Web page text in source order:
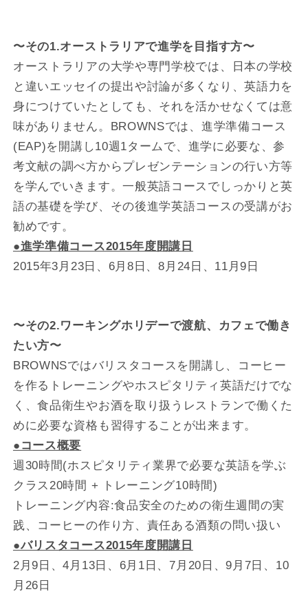
〜その1.オーストラリアで進学を目指す方〜
オーストラリアの大学や専門学校では、日本の学校
と違いエッセイの提出や討論が多くなり、英語力を
身につけていたとしても、それを活かせなくては意
味がありません。BROWNSでは、進学準備コース
(EAP)を開講し10週1タームで、進学に必要な、参
考文献の調べ方からプレゼンテーションの行い方等
を学んでいきます。一般英語コースでしっかりと英
語の基礎を学び、その後進学英語コースの受講がお
勧めです。
●進学準備コース2015年度開講日
2015年3月23日、6月8日、8月24日、11月9日
〜その2.ワーキングホリデーで渡航、カフェで働き
たい方〜
BROWNSではバリスタコースを開講し、コーヒー
を作るトレーニングやホスピタリティ英語だけでな
く、食品衛生やお酒を取り扱うレストランで働くた
めに必要な資格も習得することが出来ます。
●コース概要
週30時間(ホスピタリティ業界で必要な英語を学ぶ
クラス20時間 + トレーニング10時間)
トレーニング内容:食品安全のための衛生週間の実
践、コーヒーの作り方、責任ある酒類の問い扱い
●バリスタコース2015年度開講日
2月9日、4月13日、6月1日、7月20日、9月7日、10
月26日